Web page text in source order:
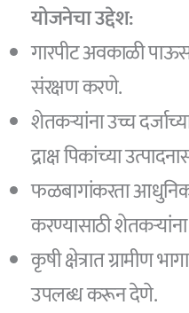
योजनेचा उद्देश:
गारपीट अवकाळी पाऊस
संरक्षण करणे.
शेतकऱ्यांना उच्च
द्राक्ष पिकांच्या
फळबागांकरता आधुनिक
करण्यासाठी
कृषी क्षेत्रात ग्रामीण
उपलब्ध करून देणे.